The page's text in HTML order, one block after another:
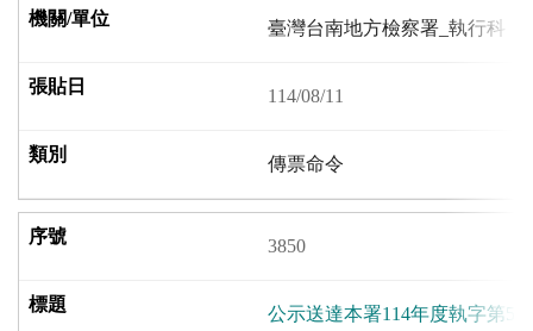
臺灣台南地方檢察署_執行科
114/08/11
傳票命令
3850
公示送達本署114年度執字第